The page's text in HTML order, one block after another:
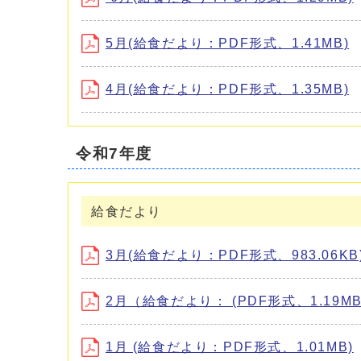
5月(給食だより：PDF形式、1.41MB)
4月(給食だより：PDF形式、1.35MB)
令和7年度
給食だより
3月(給食だより：PDF形式、
2月（給食だより： (PDF形式、
1月 (給食だより：PDF形式、1.01MB)